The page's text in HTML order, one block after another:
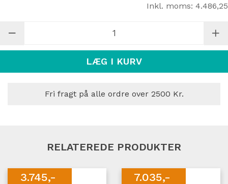
Inkl. moms: 4.486,25
LÆG I KURV
Fri fragt på alle ordre over 2500 Kr.
RELATEREDE PRODUKTER
3.745,- 7.035,-